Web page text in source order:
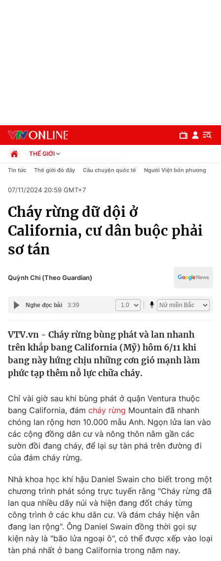
Chuyên mục
Chính trị
Xã hội
Pháp luật
Y tế
Thế giới
Tin tức
Thế giới đó đây
Câu chuyện quốc tế
Kinh tế
Thị trường
Góc doanh nghiệp
Dữ liệu và đời sống
Truyền hình
Phim VTV
Hậu trường
Nhân vật
Khán giả
Giải sao mai
Giải trí
Âm nhạc
Sao
Đời sống
Du lịch
Làm đẹp
Chất lượng cuộc sống
Giáo dục
Tuyển sinh
Học trực tuyến
Công nghệ
THẾ GIỚI
Chính trị
Pháp luật
Kinh tế
Thể thao
Truyền hình
Văn hóa - Giải trí
Công nghệ
Tin tức Thế giới đó đây Câu chuyện quốc tế Người Việt bốn phương
07/11/2024 20:59 GMT+7
Cháy rừng dữ dội ở
California, cư dân buộc phải
sơ tán
Quỳnh Chi (Theo Guardian)
Nghe đọc bài 3:39
VTV.vn - Cháy rừng bùng phát và lan nhanh
trên khắp bang California (Mỹ) hôm 6/11 khi
bang này hứng chịu những cơn gió mạnh làm
phức tạp thêm nỗ lực chữa cháy.
Chỉ vài giờ sau khi bùng phát ở quận Ventura thuộc
bang California, đám cháy rừng Mountain đã nhanh
chóng lan rộng hơn 10.000 mẫu Anh. Ngọn lửa lan vào
các cộng đồng dân cư và nông thôn nằm gần các
sườn đồi đang cháy, để lại sự tàn phá trên đường đi
của đám cháy rừng.
Nhà khoa học khí hậu Daniel Swain cho biết trong một
chương trình phát sóng trực tuyến rằng "Cháy rừng đã
lan qua nhiều dãy núi và hiện đang đốt cháy từng
công trình ở các khu dân cư. Và đám cháy hiện vẫn
đang lan rộng". Ông Daniel Swain đồng thời gọi sự
kiện này là "bão lửa ngoại ô", có thể được xếp vào loại
tàn phá nhất ở bang California trong năm nay.